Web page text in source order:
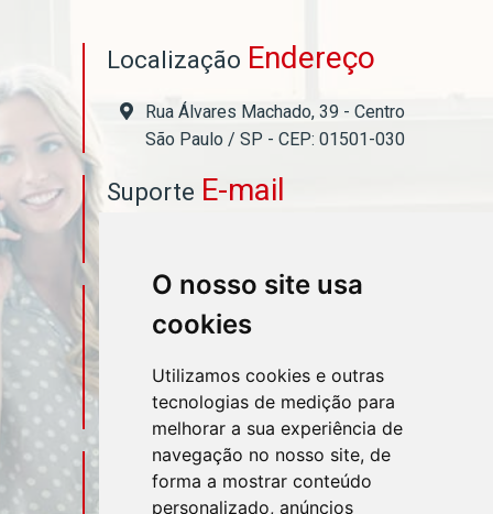
O nosso site usa
cookies
Utilizamos cookies e outras
tecnologias de medição para
melhorar a sua experiência de
navegação no nosso site, de
forma a mostrar conteúdo
personalizado, anúncios
Localização Endereço
Rua Álvares Machado, 39 - Centro
São Paulo / SP - CEP: 01501-030
Suporte E-mail
ContatoTelefone
(11) 95580-4449
RedesSociais